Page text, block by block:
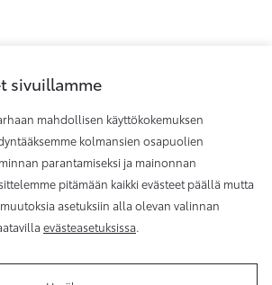
sivuillamme
mahdollisen käyttökokemuksen
kolmansien osapuolien
parantamiseksi ja mainonnan
pitämään kaikki evästeet päällä mutta
asetuksiin alla olevan valinnan
evästeasetuksissa.